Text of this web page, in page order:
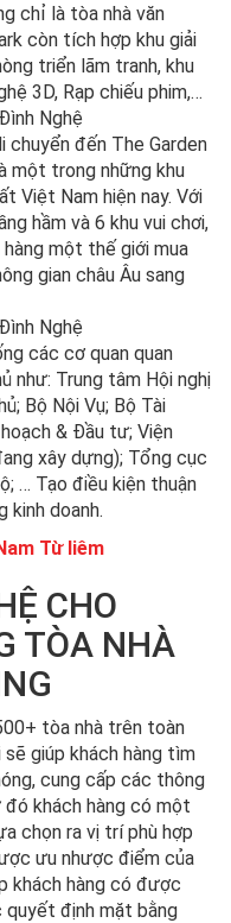
chỉ là tòa nhà văn
còn tích hợp khu giải
triển lãm tranh, khu
3D, Rạp chiếu phim,…
chuyển đến The Garden
một trong những khu
Việt Nam hiện nay. Với
hầm và 6 khu vui chơi,
một thế giới mua
gian châu Âu sang
các cơ quan quan
như: Trung tâm Hội nghị
Bộ Nội Vụ; Bộ Tài
& Đầu tư; Viện
xây dựng); Tổng cục
… Tạo điều kiện thuận
kinh doanh.
Từ liêm
CHO
TÒA NHÀ
tòa nhà trên toàn
sẽ giúp khách hàng tìm
cung cấp các thông
khách hàng có một
chọn ra vị trí phù hợp
ưu nhược điểm của
khách hàng có được
định mặt bằng